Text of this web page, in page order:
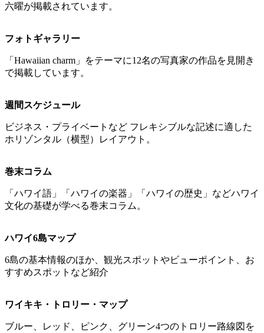
六曜が掲載されています。
フォトギャラリー
「Hawaiian charm」をテーマに12名の写真家の作品を見開き
で掲載しています。
週間スケジュール
ビジネス・プライベートなど フレキシブルな記述に適した
ホリゾンタル（横型）レイアウト。
巻末コラム
「ハワイ語」「ハワイの楽器」「ハワイの歴史」などハワイ
文化の基礎が学べる巻末コラム。
ハワイ6島マップ
6島の基本情報のほか、観光スポットやビューポイント、お
すすめスポットなど紹介
ワイキキ・トロリー・マップ
ブルー、レッド、ピンク、グリーン4つのトロリー路線図を